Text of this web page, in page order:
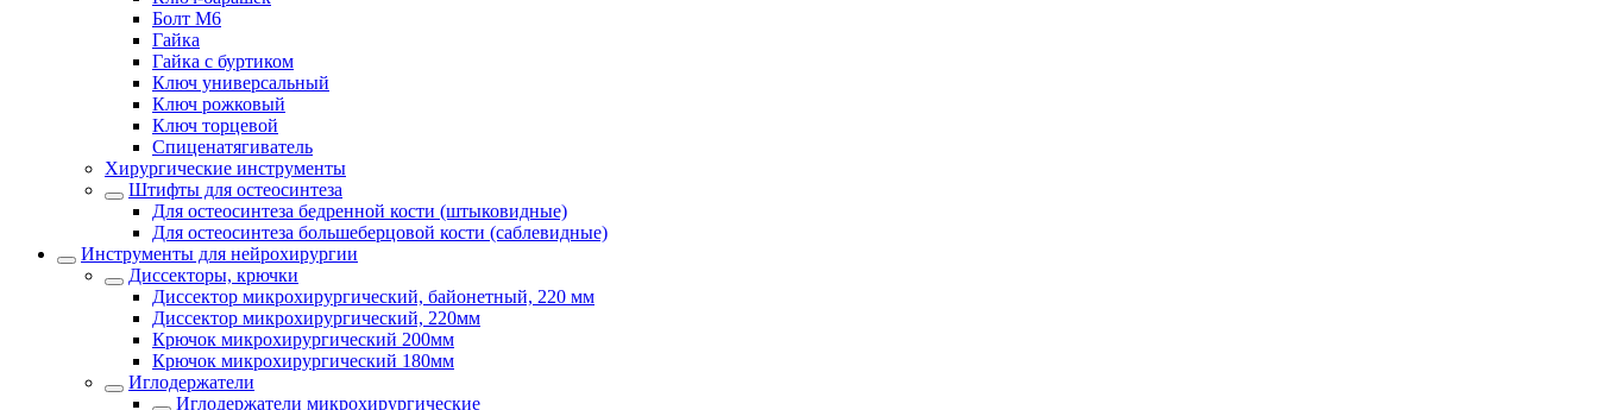
Болт М6
Гайка
Гайка с буртиком
Ключ универсальный
Ключ рожковый
Ключ торцевой
Спиценатягиватель
Хирургические инструменты
Штифты для остеосинтеза
Для остеосинтеза бедренной кости (штыковидные)
Для остеосинтеза большеберцовой кости (саблевидные)
Инструменты для нейрохирургии
Диссекторы, крючки
Диссектор микрохирургический, байонетный, 220 мм
Диссектор микрохирургический, 220мм
Крючок микрохирургический 200мм
Крючок микрохирургический 180мм
Иглодержатели
Иглодержатели микрохирургические